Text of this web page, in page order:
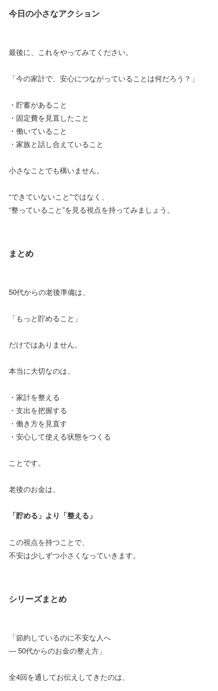
今日の小さなアクション
最後に、これをやってみてください。
「今の家計で、安心につながっていることは何だろう？」
・貯蓄があること
・固定費を見直したこと
・働いていること
・家族と話し合えていること
小さなことでも構いません。
“できていないこと”ではなく、
“整っていること”を見る視点を持ってみましょう。
まとめ
50代からの老後準備は、
「もっと貯めること」
だけではありません。
本当に大切なのは、
・家計を整える
・支出を把握する
・働き方を見直す
・安心して使える状態をつくる
ことです。
老後のお金は、
「貯める」より「整える」
この視点を持つことで、
不安は少しずつ小さくなっていきます。
シリーズまとめ
「節約しているのに不安な人へ
― 50代からのお金の整え方」
全4回を通してお伝えしてきたのは、